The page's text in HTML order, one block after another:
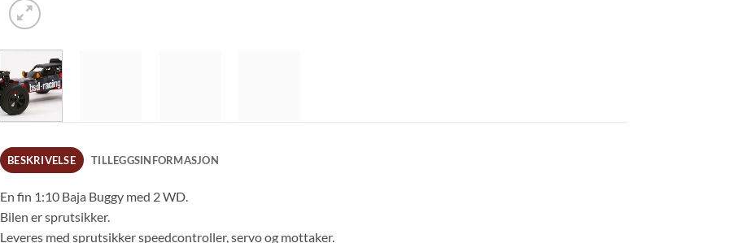
BESKRIVELSE TILLEGGSINFORMASJON
En fin 1:10 Baja Buggy med 2 WD.
Bilen er sprutsikker.
Leveres med sprutsikker speedcontroller, servo og mottaker.